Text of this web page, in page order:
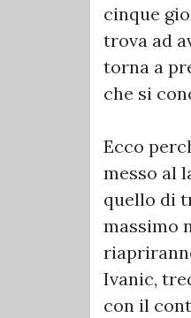
cinque
trova ad
torna a
che si
Ecco
messo al
quello di
massimo
Ivanic,
con il